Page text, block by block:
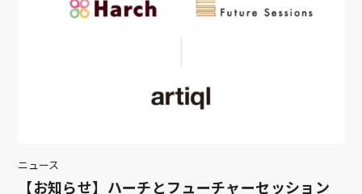
ニュース
【お知らせ】ハーチとフューチャーセッション